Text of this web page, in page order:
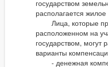
государством
располагается
Лица, которые
расположенном на
государством, могут
варианты
- денежная